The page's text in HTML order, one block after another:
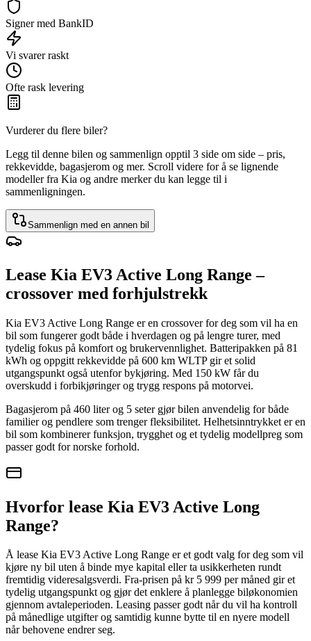
Signer med BankID
Vi svarer raskt
Ofte rask levering
Vurderer du flere biler?
Legg til denne bilen og sammenlign opptil 3 side om side – pris,
rekkevidde, bagasjerom og mer. Scroll videre for å se lignende
modeller fra Kia og andre merker du kan legge til i
sammenligningen.
Sammenlign med en annen bil
Lease Kia EV3 Active Long Range –
crossover med forhjulstrekk
Kia EV3 Active Long Range er en crossover for deg som vil ha en
bil som fungerer godt både i hverdagen og på lengre turer, med
tydelig fokus på komfort og brukervennlighet. Batteripakken på 81
kWh og oppgitt rekkevidde på 600 km WLTP gir et solid
utgangspunkt også utenfor bykjøring. Med 150 kW får du
overskudd i forbikjøringer og trygg respons på motorvei.
Bagasjerom på 460 liter og 5 seter gjør bilen anvendelig for både
familier og pendlere som trenger fleksibilitet. Helhetsinntrykket er en
bil som kombinerer funksjon, trygghet og et tydelig modellpreg som
passer godt for norske forhold.
Hvorfor lease Kia EV3 Active Long
Range?
Å lease Kia EV3 Active Long Range er et godt valg for deg som vil
kjøre ny bil uten å binde mye kapital eller ta usikkerheten rundt
fremtidig videresalgsverdi. Fra-prisen på kr 5 999 per måned gir et
tydelig utgangspunkt og gjør det enklere å planlegge biløkonomien
gjennom avtaleperioden. Leasing passer godt når du vil ha kontroll
på månedlige utgifter og samtidig kunne bytte til en nyere modell
når behovene endrer seg.